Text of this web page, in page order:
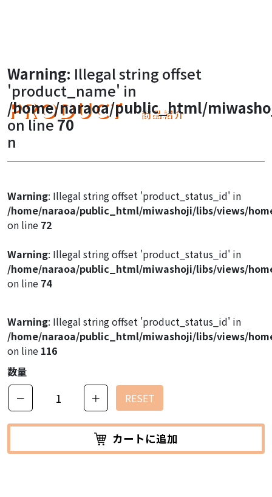
PRODUCT 商品紹介
Warning
: Illegal string offset 'product_image1' in
/home/naraoa/public_html/miwashoji/libs/views/
on line
Warning: Illegal string offset 'product_image1' in
/home/naraoa/public_html/miwashoji/libs/views/
/home/naraoa/public_html/miwashoji/libs/views/
on line47
/home/naraoa/public_html/miwashoji/libs/views/
on line47
Warning: Illegal string offset
'product_name' in
/home/naraoa/public_html/
on line70
n
Warning: Illegal string offset 'product_status_id' in
/home/naraoa/public_html/miwashoji/libs/views/
on line 72
Warning: Illegal string offset 'product_status_id' in
/home/naraoa/public_html/miwashoji/libs/views/
on line 74
Warning: Illegal string offset 'product_status_id' in
/home/naraoa/public_html/miwashoji/libs/views/
on line 116
数量
－
＋ RESET
カートに追加